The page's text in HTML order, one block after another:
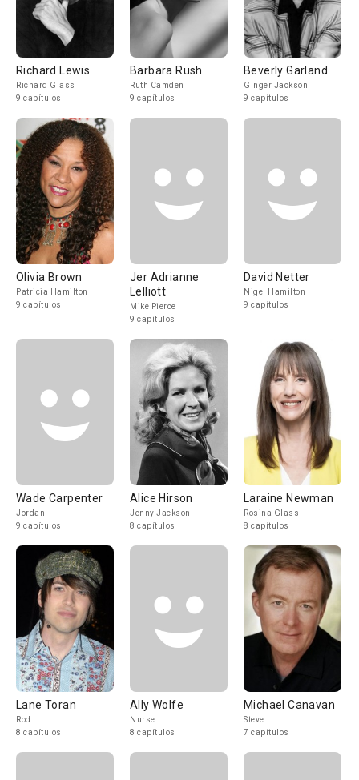
Richard Lewis
Richard Glass
9 capítulos
Barbara Rush
Ruth Camden
9 capítulos
Beverly Garland
Ginger Jackson
9 capítulos
Olivia Brown
Patricia Hamilton
9 capítulos
Jer Adrianne
Lelliott
Mike Pierce
9 capítulos
David Netter
Nigel Hamilton
9 capítulos
Wade Carpenter
Jordan
9 capítulos
Alice Hirson
Jenny Jackson
8 capítulos
Laraine Newman
Rosina Glass
8 capítulos
Lane Toran
Rod
8 capítulos
Ally Wolfe
Nurse
8 capítulos
Michael Canavan
Steve
7 capítulos